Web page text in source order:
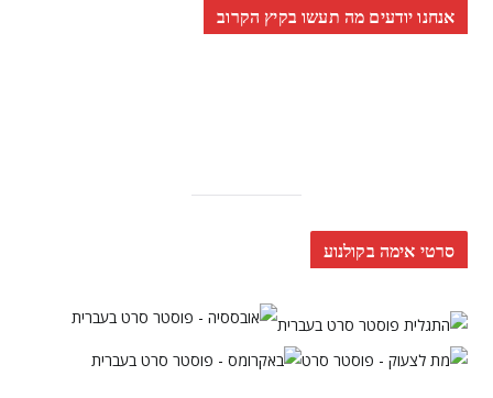
אנחנו יודעים מה תעשו בקיץ הקרוב
סרטי אימה בקולנוע